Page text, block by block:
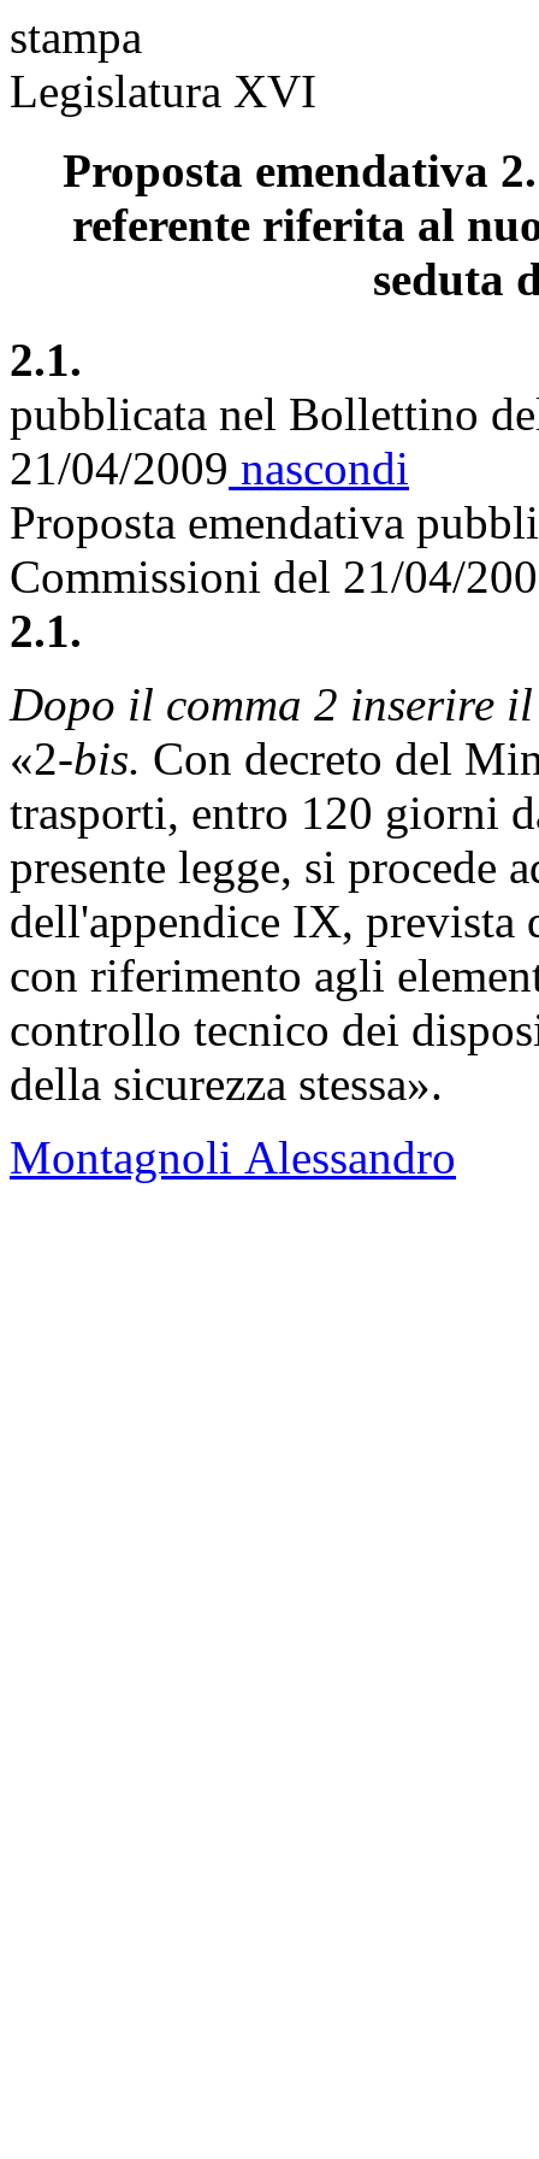
stampa
Legislatura XVI
Proposta emendativa
referente riferita al
seduta
2.1.
pubblicata nel Bollettino
21/04/2009 nascondi
Proposta emendativa
Commissioni del 21/04/
2.1.
Dopo il comma 2 inserire il
«2-bis. Con decreto del
trasporti, entro 120 giorni
presente legge, si procede
dell'appendice IX, prevista
con riferimento agli
controllo tecnico dei
della sicurezza stessa».
Montagnoli Alessandro